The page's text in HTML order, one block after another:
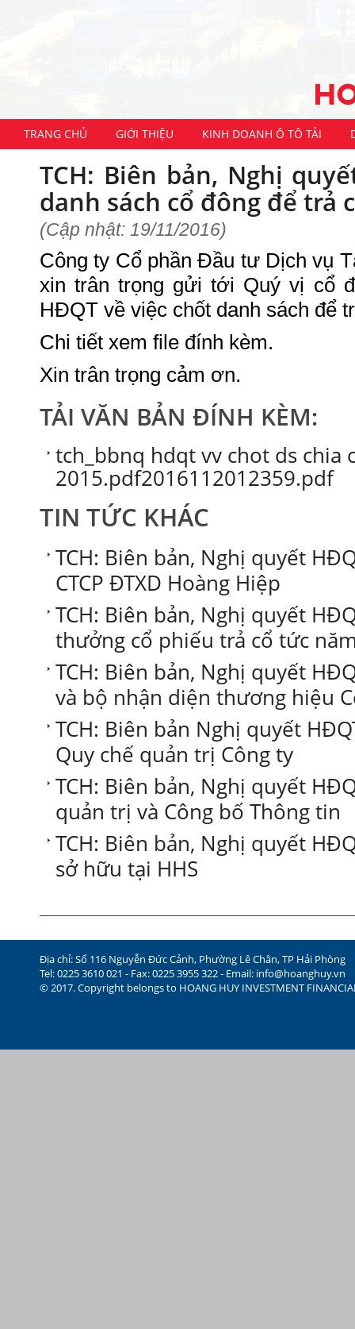
TRANG CHỦ GIỚI THIỆU KINH DOANH Ô TÔ TẢI
TCH: Biên bản, Nghị
danh sách cổ đông để trả
(Cập nhật: 19/11/2016)
Công ty Cổ phần Đầu tư Dịch vụ
xin trân trọng gửi tới Quý vị cổ
HĐQT về việc chốt danh sách để
Chi tiết xem file đính kèm.
Xin trân trọng cảm ơn.
TẢI VĂN BẢN ĐÍNH KÈM:
tch_bbnq hdqt vv chot ds chia
2015.pdf2016112012359.pdf
TIN TỨC KHÁC
TCH: Biên bản, Nghị quyết
CTCP ĐTXD Hoàng Hiệp
TCH: Biên bản, Nghị quyết
thưởng cổ phiếu trả cổ tức
TCH: Biên bản, Nghị quyết
và bộ nhận diện thương hiệu
TCH: Biên bản Nghị quyết
Quy chế quản trị Công ty
TCH: Biên bản, Nghị quyết
quản trị và Công bố Thông tin
TCH: Biên bản, Nghị quyết
sở hữu tại HHS
Địa chỉ: Số 116 Nguyễn Đức Cảnh, Phường Lê Chân, TP Hải Phòng
Tel: 0225 3610 021 - Fax: 0225 3955 322 - Email: info@hoanghuy.vn
© 2017. Copyright belongs to HOANG HUY INVESTMENT FINANCIAL